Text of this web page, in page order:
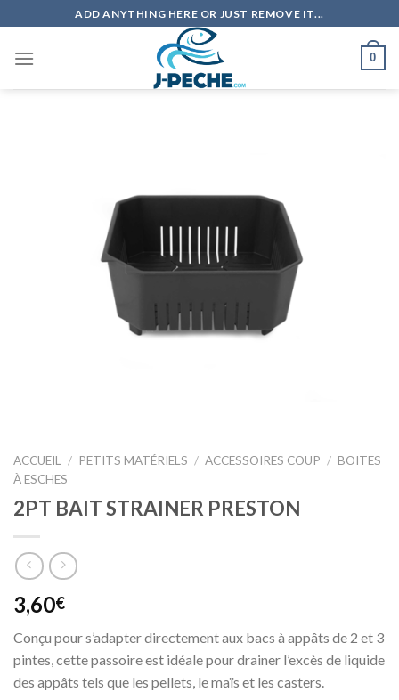
to
content
ADD ANYTHING HERE OR JUST REMOVE IT...
0
ACCUEIL / PETITS MATÉRIELS / ACCESSOIRES COUP / BOITES
À ESCHES
2PT BAIT STRAINER PRESTON
3,60€
Conçu pour s’adapter directement aux bacs à appâts de 2 et 3
pintes, cette passoire est idéale pour drainer l’excès de liquide
des appâts tels que les pellets, le maïs et les casters.